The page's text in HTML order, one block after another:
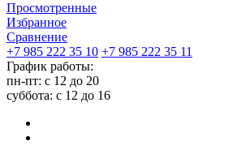
Просмотренные
Избранное
Сравнение
+7 985 222 35 10 +7 985 222 35 11
График работы:
пн-пт: с 12 до 20
суббота: c 12 до 16